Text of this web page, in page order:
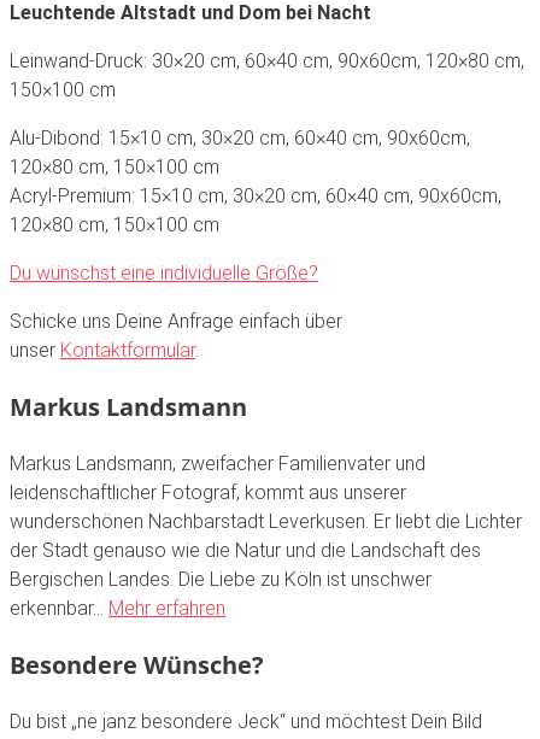
Leuchtende Altstadt und Dom bei Nacht
Leinwand-Druck: 30×20 cm, 60×40 cm, 90x60cm, 120×80 cm,
150×100 cm
Alu-Dibond: 15×10 cm, 30×20 cm, 60×40 cm, 90x60cm,
120×80 cm, 150×100 cm
Acryl-Premium: 15×10 cm, 30×20 cm, 60×40 cm, 90x60cm,
120×80 cm, 150×100 cm
Du wünschst eine individuelle Größe?
Schicke uns Deine Anfrage einfach über
unser Kontaktformular.
Markus Landsmann
Markus Landsmann, zweifacher Familienvater und
leidenschaftlicher Fotograf, kommt aus unserer
wunderschönen Nachbarstadt Leverkusen. Er liebt die Lichter
der Stadt genauso wie die Natur und die Landschaft des
Bergischen Landes. Die Liebe zu Köln ist unschwer
erkennbar… Mehr erfahren
Besondere Wünsche?
Du bist „ne janz besondere Jeck“ und möchtest Dein Bild